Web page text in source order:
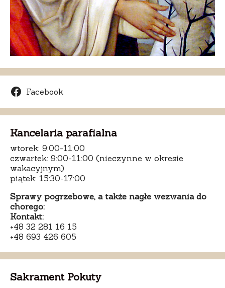
Facebook
Kancelaria parafialna
wtorek: 9:00-11:00
czwartek: 9:00-11:00 (nieczynne w okresie
wakacyjnym)
piątek: 15:30-17:00
Sprawy pogrzebowe, a także nagłe wezwania do
chorego:
Kontakt:
+48 32 281 16 15
+48 693 426 605
Sakrament Pokuty